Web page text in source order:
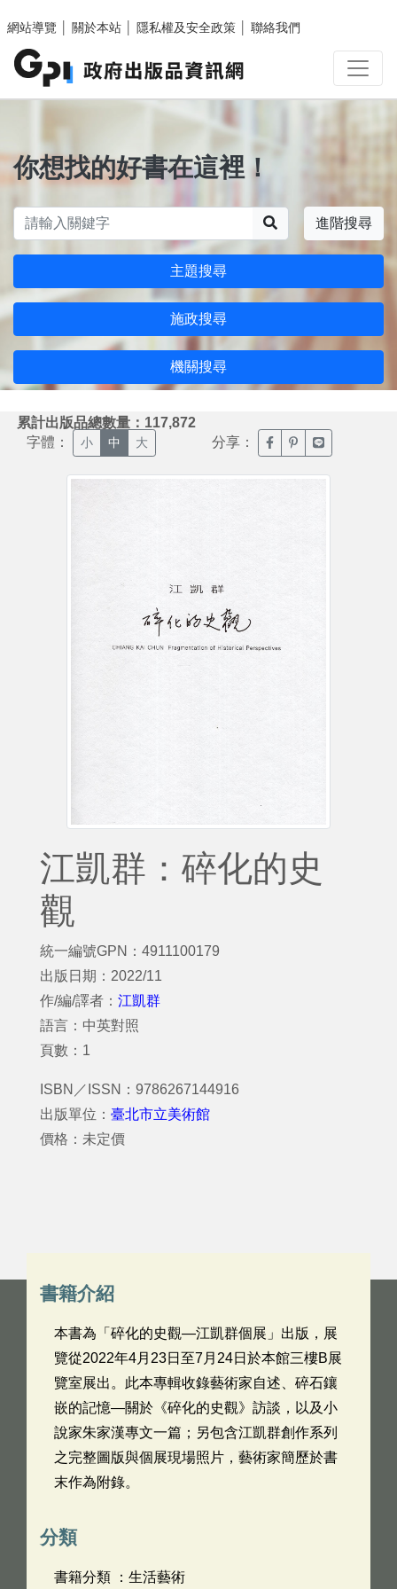
網站導覽
關於本站 隱私權及安全政策 聯絡我們
你想找的好書在這裡！
進階搜尋
主題搜尋
施政搜尋
機關搜尋
累計出版品總數量：117,872
字體： 小 中 大 分享： 臉書分享(另開新視窗)
噗浪分享(另開新
Line分享(另
江凱群：碎化的史
觀
統一編號GPN：4911100179
出版日期：2022/11
作/編/譯者： 江凱群
語言：中英對照
頁數：1
ISBN／ISSN：9786267144916
出版單位： 臺北市立美術館
價格：未定價
書籍介紹
本書為「碎化的史觀—江凱群個展」出版，展
覽從2022年4月23日至7月24日於本館三樓B展
覽室展出。此本專輯收錄藝術家自述、碎石鑲
嵌的記憶—關於《碎化的史觀》訪談，以及小
說家朱家漢專文一篇；另包含江凱群創作系列
之完整圖版與個展現場照片，藝術家簡歷於書
末作為附錄。
分類
書籍分類 ：生活藝術